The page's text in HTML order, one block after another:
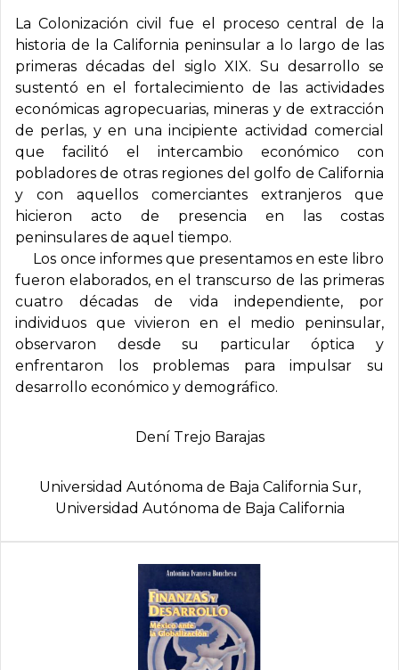
La Colonización civil fue el proceso central de la
historia de la California peninsular a lo largo de las
primeras décadas del siglo XIX. Su desarrollo se
sustentó en el fortalecimiento de las actividades
económicas agropecuarias, mineras y de extracción
de perlas, y en una incipiente actividad comercial
que facilitó el intercambio económico con
pobladores de otras regiones del golfo de California
y con aquellos comerciantes extranjeros que
hicieron acto de presencia en las costas
peninsulares de aquel tiempo.
Los once informes que presentamos en este libro
fueron elaborados, en el transcurso de las primeras
cuatro décadas de vida independiente, por
individuos que vivieron en el medio peninsular,
observaron desde su particular óptica y
enfrentaron los problemas para impulsar su
desarrollo económico y demográfico.
Dení­ Trejo Barajas
Universidad Autónoma de Baja California Sur,
Universidad Autónoma de Baja California